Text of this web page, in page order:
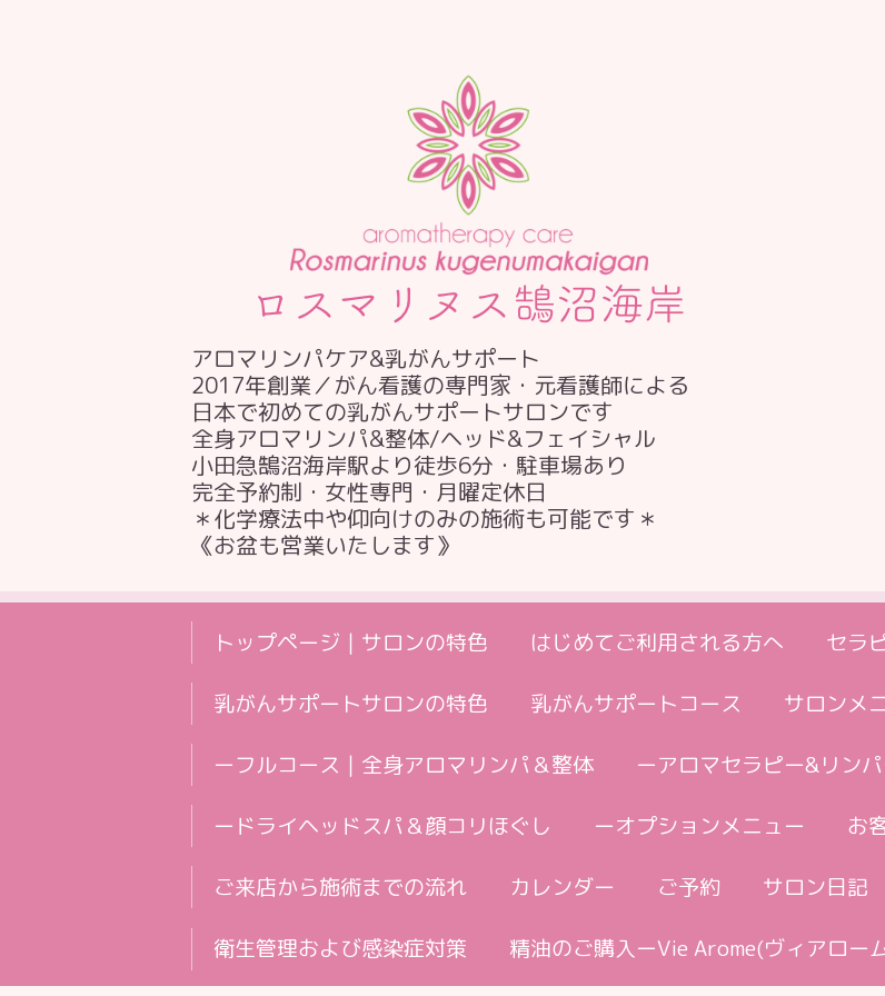
アロマリンパケア&乳がんサポート
2017年創業／がん看護の専門家・元看護師による
日本で初めての乳がんサポートサロンです
全身アロマリンパ&整体/ヘッド&フェイシャル
小田急鵠沼海岸駅より徒歩6分・駐車場あり
完全予約制・女性専門・月曜定休日
＊化学療法中や仰向けのみの施術も可能です＊
《お盆も営業いたします》
トップページ｜サロンの特色 はじめてご利用される方へ セラ
乳がんサポートサロンの特色 乳がんサポートコース サロンメ
ーフルコース｜全身アロマリンパ＆整体 ーアロマセラピー&リン
ードライヘッドスパ＆顔コリほぐし ーオプションメニュー お
ご来店から施術までの流れ カレンダー ご予約 サロン日記
衛生管理および感染症対策 精油のご購入ーVie Arome(ヴィアロー